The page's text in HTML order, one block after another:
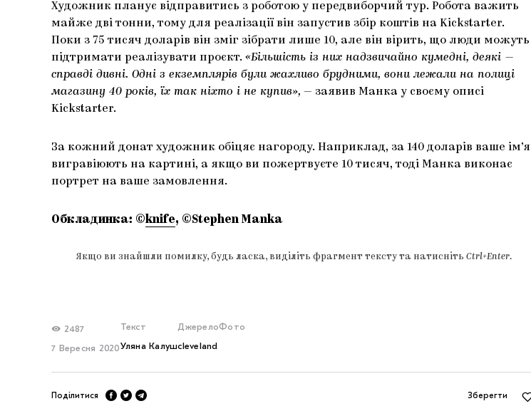
Художник планує відправитись з роботою у передвиборчий тур. Робота важить
майже дві тонни, тому для реалізації він запустив збір коштів на Kickstarter.
Поки з 75 тисяч доларів він зміг зібрати лише 10, але він вірить, що люди можуть
підтримати реалізувати проєкт. «Більшість із них надзвичайно кумедні, деякі —
справді дивні. Одні з екземплярів були жахливо брудними, вони лежали на полиці
магазину 40 років, їх так ніхто і не купив», — заявив Манка у своєму описі
Kickstarter.
За кожний донат художник обіцяє нагороду. Наприклад, за 140 доларів ваше ім’я
вигравіюють на картині, а якщо ви пожертвуєте 10 тисяч, тоді Манка виконає
портрет на ваше замовлення.
Обкладинка: ©knife, ©Stephen Manka
Якщо ви знайшли помилку, будь ласка, виділіть фрагмент тексту та натисніть Ctrl+Enter.
2487
7 Вересня 2020
Текст
Уляна Калуш
Джерело
cleveland
Фото
Поділитися Зберегти